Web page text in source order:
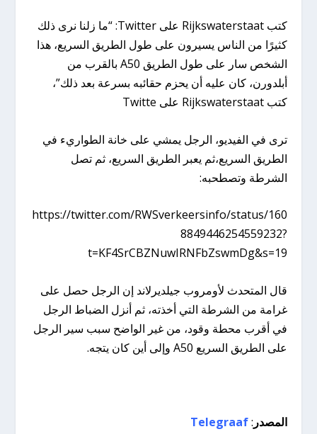
كتب Rijkswaterstaat على Twitter: “ما زلنا نرى ذلك
كثيرًا من الناس يسيرون على طول الطريق السريع، هذا
الشخص سار على طول الطريق A50 بالقرب من
أبلدورن، كان عليه أن يحزم حقائبه بسرعة بعد ذلك”،
كتب Rijkswaterstaat على Twitte
ترى في الفيديو، الرجل يمشي على خانة الطواريء في
الطريق السريع،ثم يعبر الطريق السريع، ثم تصل
الشرطة وتصطحبه:
https://twitter.com/RWSverkeersinfo/status/160
8849446254559232?
t=KF4SrCBZNuwIRNFbZswmDg&s=19
قال المتحدث لأومروب جيلديرلاند إن الرجل حصل على
غرامة من الشرطة التي أخذته، ثم أنزل الضباط الرجل
في أقرب محطة وقود، من غير الواضح سبب سير الرجل
على الطريق السريع A50 وإلى أين كان يتجه.
المصدر :
Telegraaf